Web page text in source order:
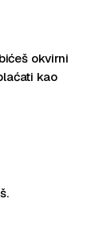
okvirni
kao